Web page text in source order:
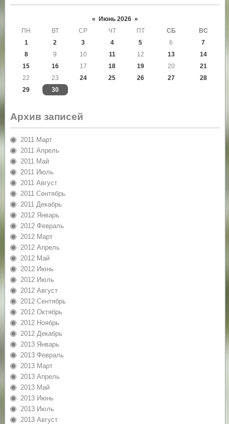
« Июнь 2026 »
ПН
ВТ СР ЧТ ПТ СБ
ВС
1
2 3 4 5 6
7
8
9 10 11 12 13
14
15
16 17 18 19 20
21
22
23 24 25 26 27
28
29
30
Архив записей
2011 Март
2011 Апрель
2011 Май
2011 Июль
2011 Август
2011 Сентябрь
2011 Декабрь
2012 Январь
2012 Февраль
2012 Март
2012 Апрель
2012 Май
2012 Июнь
2012 Июль
2012 Август
2012 Сентябрь
2012 Октябрь
2012 Ноябрь
2012 Декабрь
2013 Январь
2013 Февраль
2013 Март
2013 Апрель
2013 Май
2013 Июнь
2013 Июль
2013 Август